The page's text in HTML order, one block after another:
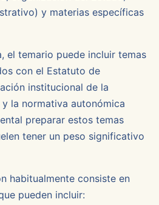
y materias específicas
el temario puede incluir temas
con el Estatuto de
institucional de la
la normativa autonómica
preparar estos temas
tener un peso significativo
habitualmente consiste en
pueden incluir: